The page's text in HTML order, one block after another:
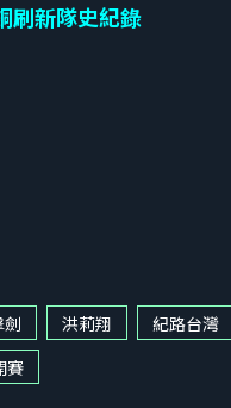
刷新隊史紀錄
劍 洪莉翔
紀路台灣
賽